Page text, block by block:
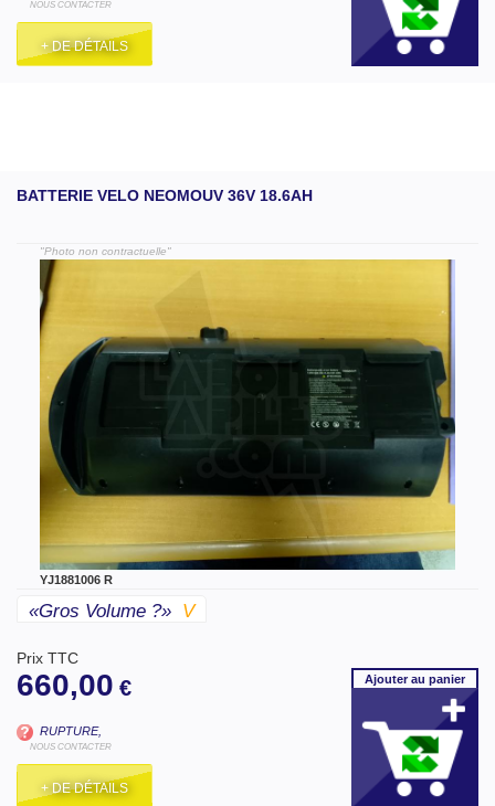
NOUS CONTACTER
+ DE DÉTAILS
BATTERIE VELO NEOMOUV 36V 18.6AH
"Photo non contractuelle"
YJ1881006 R
«gros Volume ?» V
Prix TTC
660,00 €
RUPTURE,
NOUS CONTACTER
+ DE DÉTAILS
Ajouterau panier